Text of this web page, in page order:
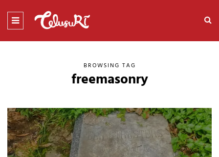
BROWSING TAG
freemasonry